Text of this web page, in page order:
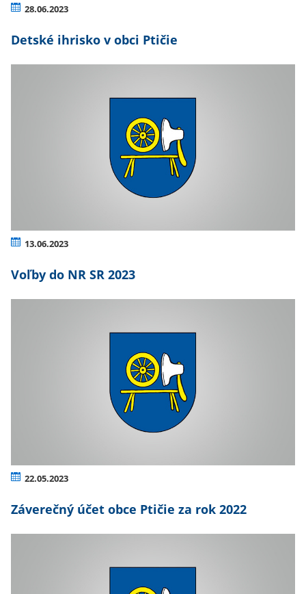
28.06.2023
Detské ihrisko v obci Ptičie
13.06.2023
Voľby do NR SR 2023
22.05.2023
Záverečný účet obce Ptičie za rok 2022